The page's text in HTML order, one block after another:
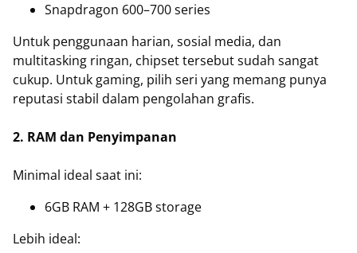
Snapdragon 600–700 series
Untuk penggunaan harian, sosial media, dan
multitasking ringan, chipset tersebut sudah sangat
cukup. Untuk gaming, pilih seri yang memang punya
reputasi stabil dalam pengolahan grafis.
2. RAM dan Penyimpanan
Minimal ideal saat ini:
6GB RAM + 128GB storage
Lebih ideal: